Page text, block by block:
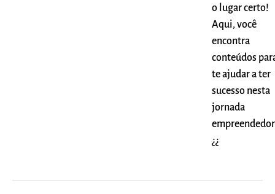
o lugar certo!
Aqui, você
encontra
conteúdos
te ajudar a ter
sucesso nesta
jornada
¿¿